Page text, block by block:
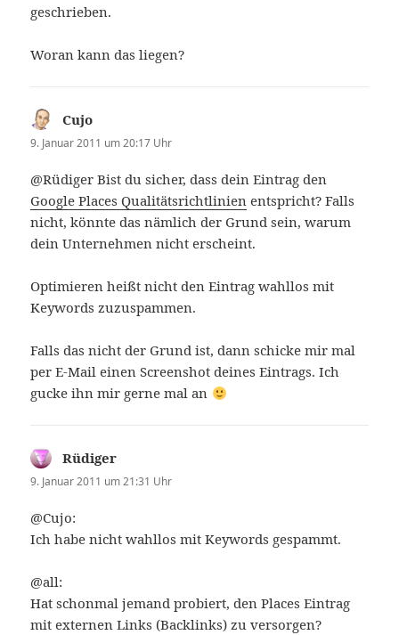
geschrieben.
Woran kann das liegen?
Cujo
9. Januar 2011 um 20:17 Uhr
@Rüdiger Bist du sicher, dass dein Eintrag den
Google Places Qualitätsrichtlinien entspricht? Falls
nicht, könnte das nämlich der Grund sein, warum
dein Unternehmen nicht erscheint.
Optimieren heißt nicht den Eintrag wahllos mit
Keywords zuzuspammen.
Falls das nicht der Grund ist, dann schicke mir mal
per E-Mail einen Screenshot deines Eintrags. Ich
gucke ihn mir gerne mal an
Rüdiger
9. Januar 2011 um 21:31 Uhr
@Cujo:
Ich habe nicht wahllos mit Keywords gespammt.
@all:
Hat schonmal jemand probiert, den Places Eintrag
mit externen Links (Backlinks) zu versorgen?